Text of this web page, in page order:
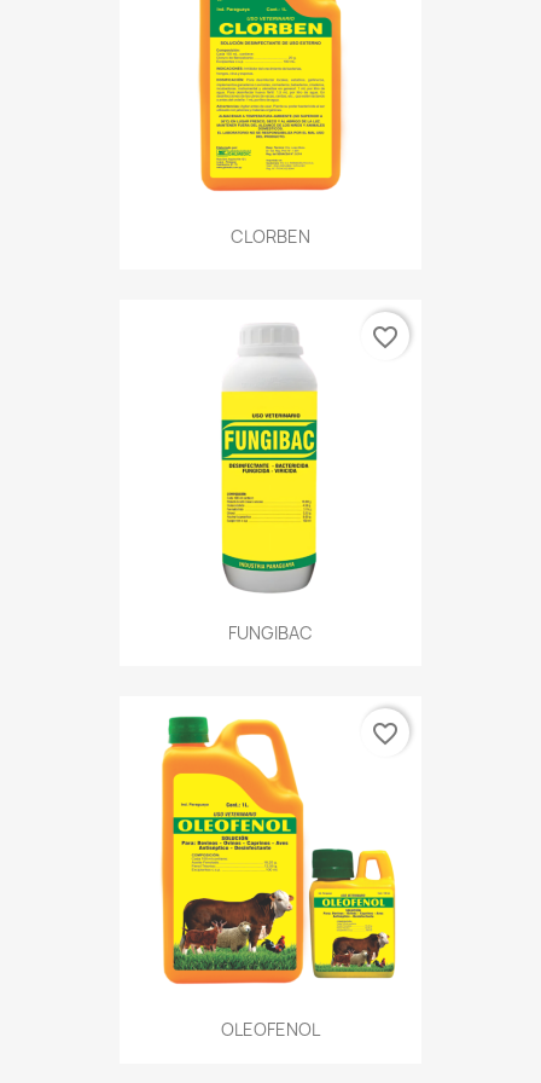
CLORBEN
FUNGIBAC
favorite_border
OLEOFENOL
favorite_border